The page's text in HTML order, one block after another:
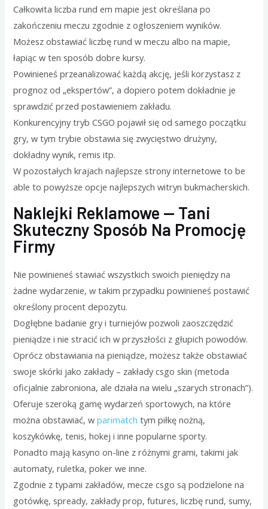
Całkowita liczba rund em mapie jest określana po
zakończeniu meczu zgodnie z ogłoszeniem wyników.
Możesz obstawiać liczbę rund w meczu albo na mapie,
łapiąc w ten sposób dobre kursy.
Powinieneś przeanalizować każdą akcję, jeśli korzystasz z
prognoz od „ekspertów”, a dopiero potem dokładnie je
sprawdzić przed postawieniem zakładu.
Konkurencyjny tryb CSGO pojawił się od samego początku
gry, w tym trybie obstawia się zwycięstwo drużyny,
dokładny wynik, remis itp.
W pozostałych krajach najlepsze strony internetowe to be
able to powyższe opcje najlepszych witryn bukmacherskich.
Naklejki Reklamowe — Tani
Skuteczny Sposób Na Promocję
Firmy
Nie powinieneś stawiać wszystkich swoich pieniędzy na
żadne wydarzenie, w takim przypadku powinieneś postawić
określony procent depozytu.
Dogłębne badanie gry i turniejów pozwoli zaoszczędzić
pieniądze i nie stracić ich w przyszłości z głupich powodów.
Oprócz obstawiania na pieniądze, możesz także obstawiać
swoje skórki jako zakłady – zakłady csgo skin (metoda
oficjalnie zabroniona, ale działa na wielu „szarych stronach”).
Oferuje szeroką gamę wydarzeń sportowych, na które
można obstawiać, wparimatch tym piłkę nożną,
koszykówkę, tenis, hokej i inne popularne sporty.
Ponadto mają kasyno on-line z różnymi grami, takimi jak
automaty, ruletka, poker we inne.
Zgodnie z typami zakładów, mecze csgo są podzielone na
gotówkę, spready, zakłady prop, futures, liczbę rund, sumy,